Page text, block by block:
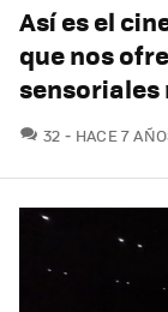
Así es el
que nos
sensoriales
32 HACE 7